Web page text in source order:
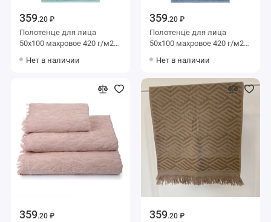
359.20 ₽
Полотенце для лица
50х100 махровое 420 г/м2
мануфактура
Нет в наличии
359.20 ₽
Полотенце для лица
50х100 махровое 420 г/м2
мануфактура
Нет в наличии
359.20 ₽ 359.20 ₽